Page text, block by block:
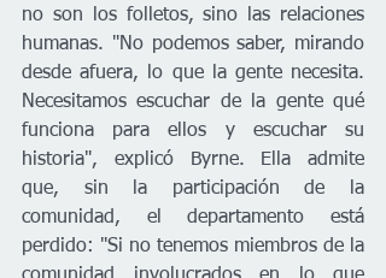
no son los folletos, sino las relaciones
humanas. "No podemos saber, mirando
desde afuera, lo que la gente necesita.
Necesitamos escuchar de la gente qué
funciona para ellos y escuchar su
historia", explicó Byrne. Ella admite
que, sin la participación de la
comunidad, el departamento está
perdido: "Si no tenemos miembros de la